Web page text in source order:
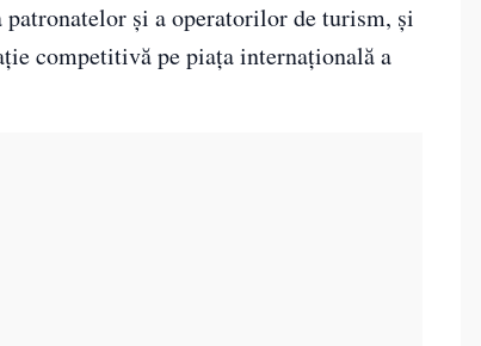
şi a operatorilor de turism, şi
competitivă pe piaţa internaţională a